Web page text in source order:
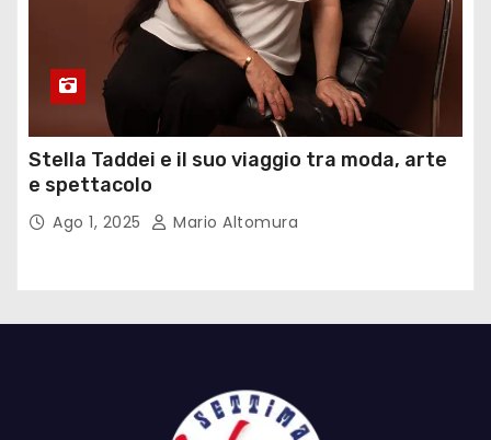
Stella Taddei e il suo viaggio tra moda, arte
e spettacolo
Ago 1, 2025 Mario Altomura